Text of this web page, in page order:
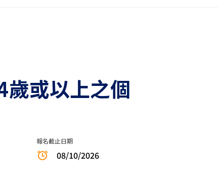
或以上之個
報名截止日期
08/10/2026